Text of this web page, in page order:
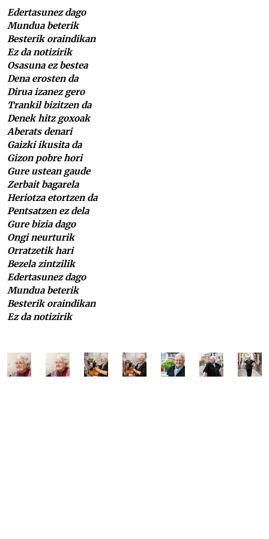
Edertasunez dago
Mundua beterik
Besterik oraindikan
Ez da notizirik
Osasuna ez bestea
Dena erosten da
Dirua izanez gero
Trankil bizitzen da
Denek hitz goxoak
Aberats denari
Gaizki ikusita da
Gizon pobre hori
Gure ustean gaude
Zerbait bagarela
Heriotza etortzen da
Pentsatzen ez dela
Gure bizia dago
Ongi neurturik
Orratzetik hari
Bezela zintzilik
Edertasunez dago
Mundua beterik
Besterik oraindikan
Ez da notizirik